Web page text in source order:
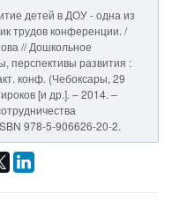
детей в ДОУ - одна из
трудов конференции. /
// Дошкольное
перспективы развития :
конф. (Чебоксары, 29
[и др.]. – 2014. –
978-5-906626-20-2.